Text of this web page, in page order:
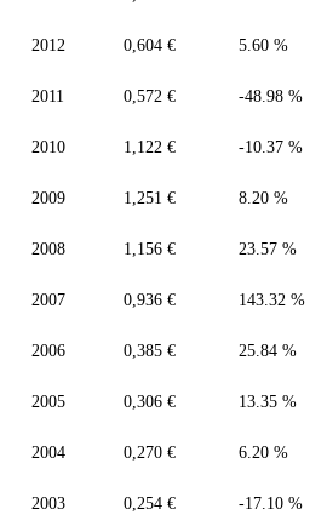
2012 0,604 € 5.60 %
2011 0,572 € -48.98 %
2010 1,122 € -10.37 %
2009 1,251 € 8.20 %
2008 1,156 € 23.57 %
2007 0,936 € 143.32 %
2006 0,385 € 25.84 %
2005 0,306 € 13.35 %
2004 0,270 € 6.20 %
2003 0,254 € -17.10 %